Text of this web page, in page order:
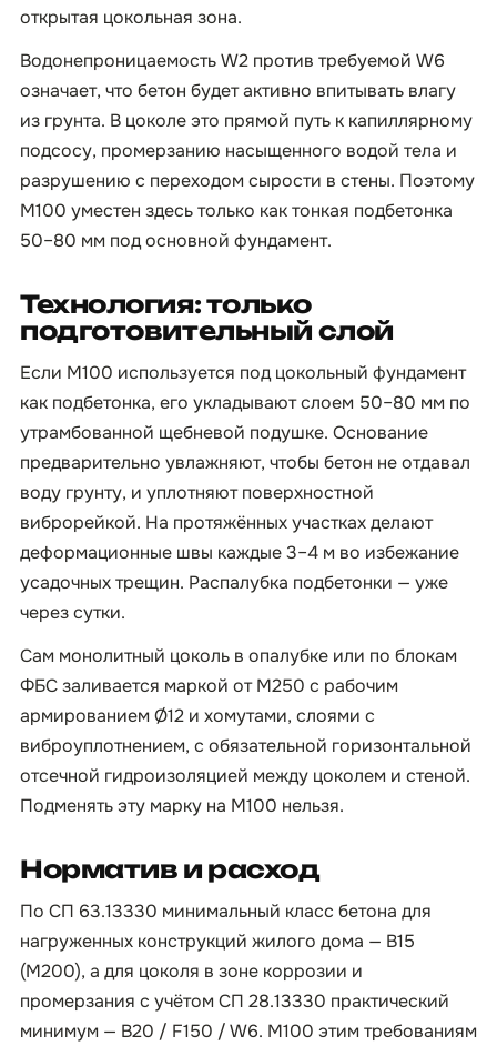
открытая цокольная зона.
Водонепроницаемость W2 против требуемой W6
означает, что бетон будет активно впитывать влагу
из грунта. В цоколе это прямой путь к капиллярному
подсосу, промерзанию насыщенного водой тела и
разрушению с переходом сырости в стены. Поэтому
М100 уместен здесь только как тонкая подбетонка
50–80 мм под основной фундамент.
Технология: только
подготовительный слой
Если М100 используется под цокольный фундамент
как подбетонка, его укладывают слоем 50–80 мм по
утрамбованной щебневой подушке. Основание
предварительно увлажняют, чтобы бетон не отдавал
воду грунту, и уплотняют поверхностной
виброрейкой. На протяжённых участках делают
деформационные швы каждые 3–4 м во избежание
усадочных трещин. Распалубка подбетонки — уже
через сутки.
Сам монолитный цоколь в опалубке или по блокам
ФБС заливается маркой от М250 с рабочим
армированием Ø12 и хомутами, слоями с
виброуплотнением, с обязательной горизонтальной
отсечной гидроизоляцией между цоколем и стеной.
Подменять эту марку на М100 нельзя.
Норматив и расход
По СП 63.13330 минимальный класс бетона для
нагруженных конструкций жилого дома — B15
(М200), а для цоколя в зоне коррозии и
промерзания с учётом СП 28.13330 практический
минимум — B20 / F150 / W6. М100 этим требованиям